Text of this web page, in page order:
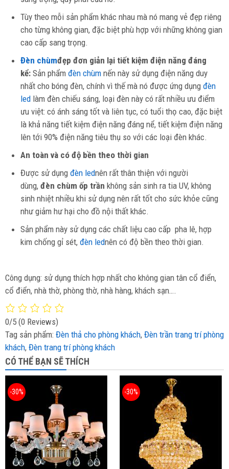
Tùy theo mỗi sản phẩm khác nhau mà nó mang vẻ đẹp riêng
cho từng không gian, đặc biệt phù hợp với những không gian
cao cấp sang trọng.
Đèn chùmđẹp đơn giản lại tiết kiệm điện năng đáng
kể: Sản phẩm đèn chùm nến này sử dụng điện năng duy
nhất cho bóng đèn, chính vì thế mà nó được ứng dụng đèn
led làm đèn chiếu sáng, loại đèn này có rất nhiều ưu điểm
ưu việt: có ánh sáng tốt và liên tục, có tuổi thọ cao, đặc biệt
là khả năng tiết kiệm điện năng đáng nể, tiết kiệm điện năng
lên tới 90% điện năng tiêu thụ so với các loại đèn khác.
An toàn và có độ bền theo thời gian
Được sử dụng đèn lednên rất thân thiện với người
dùng, đèn chùm ốp trần không sản sinh ra tia UV, không
sinh nhiệt nhiều khi sử dụng nên rất tốt cho sức khỏe cũng
như giảm hư hại cho đồ nội thất khác.
Sản phẩm này sử dụng các chất liệu cao cấp pha lê, hợp
kim chống gỉ sét, đèn lednên có độ bền theo thời gian.
Công dụng: sử dụng thích hợp nhất cho không gian tân cổ điển,
cổ điển, nhà thờ, phòng thờ, nhà hàng, khách sạn….
0/5 (0 Reviews)
Tag sản phẩm: Đèn thả cho phòng khách, Đèn trần trang trí phòng
khách, Đèn trang trí phòng khách
CÓ THỂ BẠN SẼ THÍCH
-30% -30%